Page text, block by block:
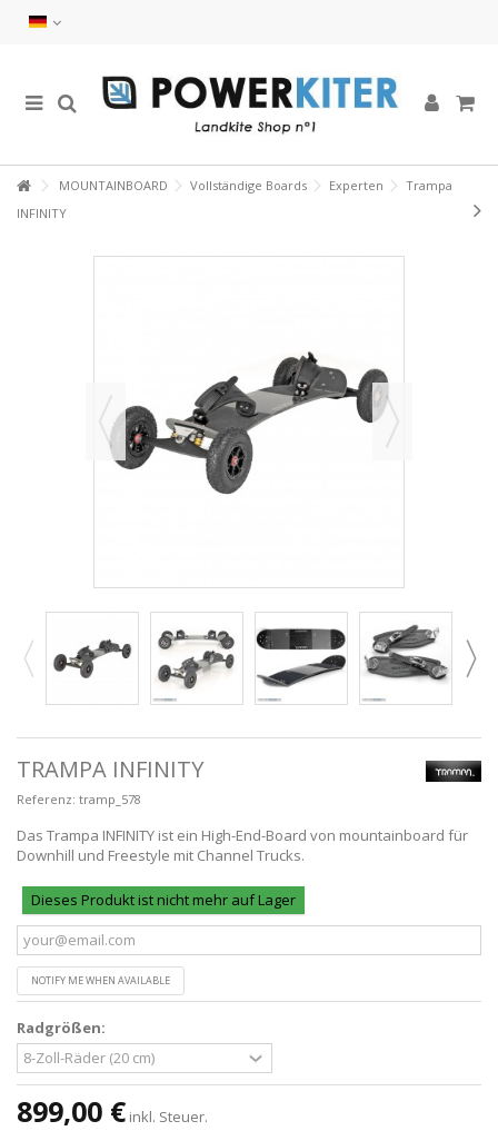
MOUNTAINBOARD Vollständige Boards Experten
Trampa
INFINITY
TRAMPA INFINITY
Referenz: tramp_578
Das Trampa INFINITY ist ein High-End-Board von mountainboard für
Downhill und Freestyle mit Channel Trucks.
Dieses Produkt ist nicht mehr auf Lager
NOTIFY ME WHEN AVAILABLE
Radgrößen:
899,00 € inkl. Steuer.